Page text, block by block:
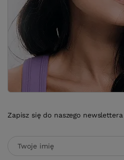
Zapisz się do naszego
Twoje imię